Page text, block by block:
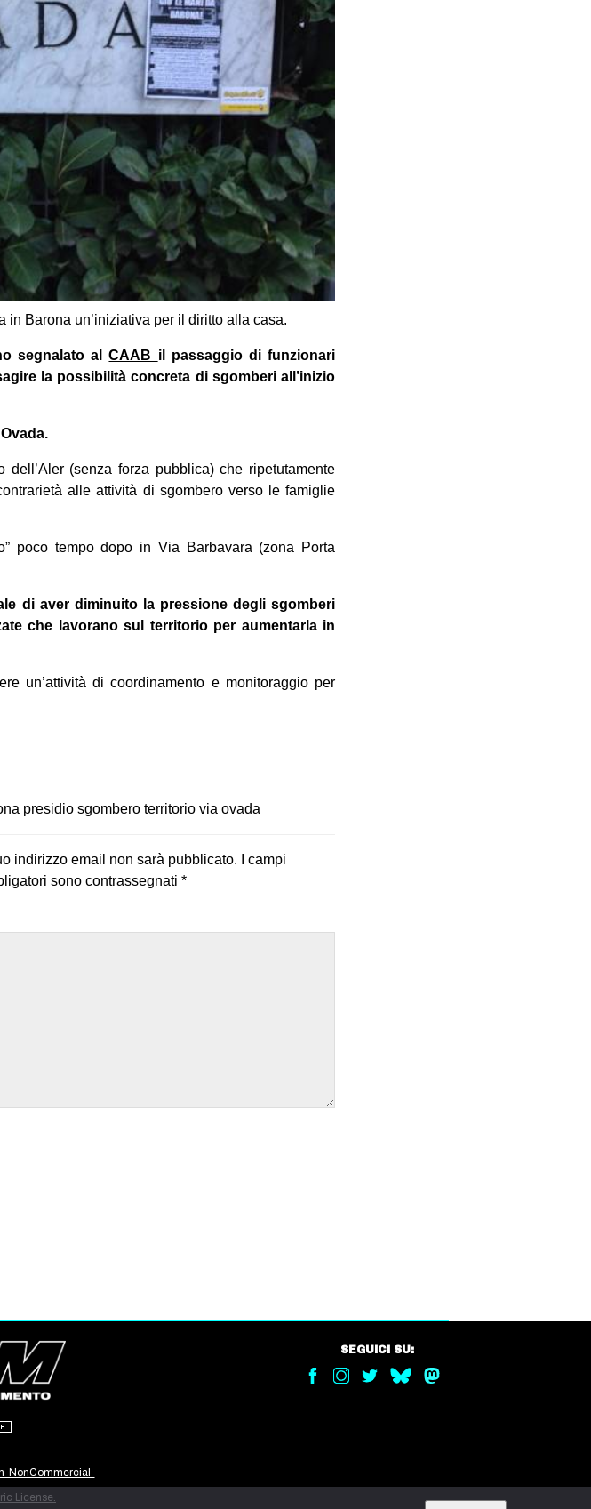
Barona un’iniziativa per il diritto alla casa.
segnalato alCAAB il passaggio di funzionari
la possibilità concreta di sgomberi all’inizio
(senza forza pubblica) che ripetutamente
alle attività di sgombero verso le famiglie
poco tempo dopo in Via Barbavara (zona Porta
di aver diminuito la pressione degli sgomberi
che lavorano sul territorio per aumentarla in
un’attività di coordinamento e monitoraggio per
presidio sgombero territorio via ovada
indirizzo email non sarà pubblicato.
I campi
sono contrassegnati *
NonCommercial-
License.
SEGUICI SU: